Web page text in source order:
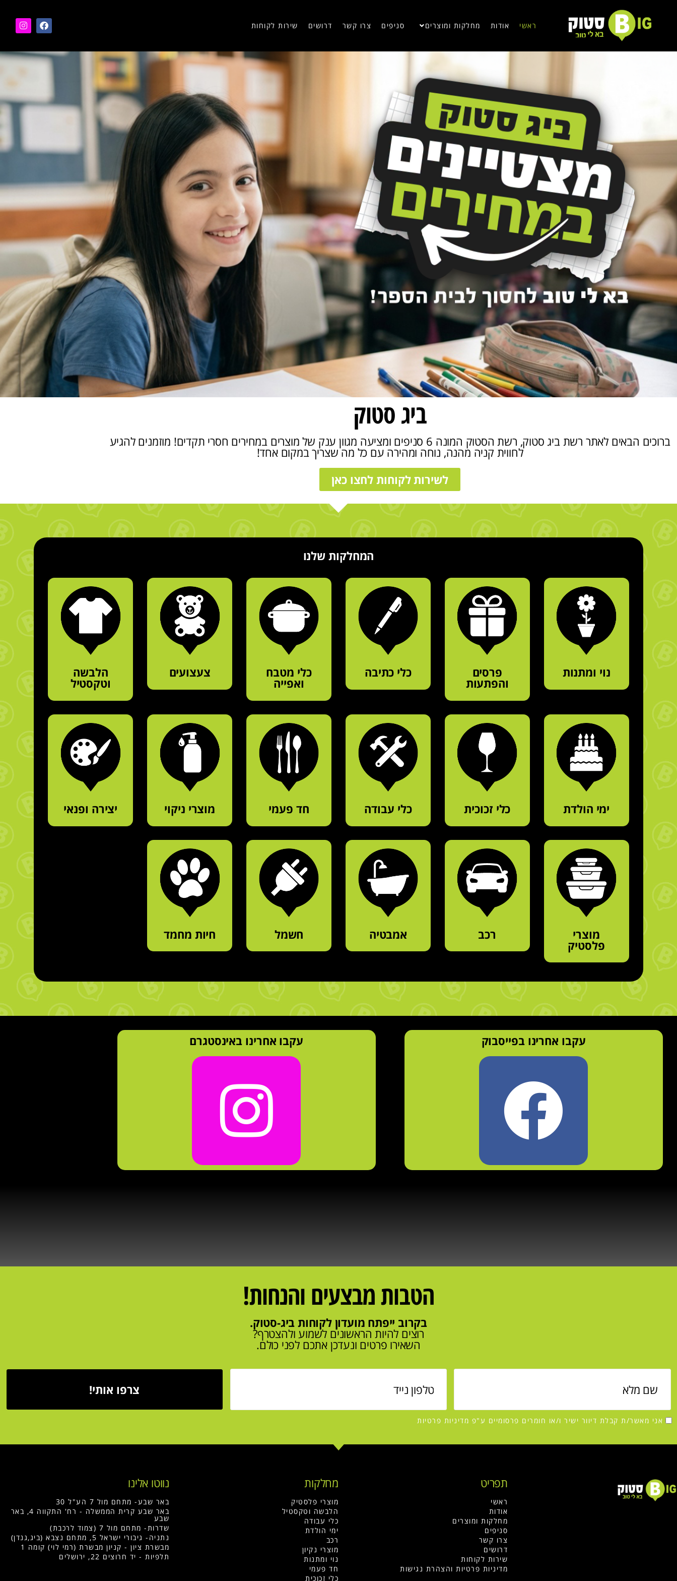
ראשי אודות מחלקות ומוצרים סניפים צרו קשר דרושים שירות לקוחות
ביג סטוק
ברוכים הבאים לאתר רשת ביג סטוק, רשת הסטוק המונה 6 סניפים ומציעה מגוון ענק של מוצרים במחירים חסרי תקדים! מוזמנים להגיע
לחווית קניה מהנה, נוחה ומהירה עם כל מה שצריך במקום אחד!
לשירות לקוחות לחצו כאן
המחלקות שלנו
נוי ומתנות פרסים
והפתעות
כלי כתיבה כלי מטבח
ואפייה
צעצועים הלבשה
וטקסטיל
ימי הולדת כלי זכוכית כלי עבודה חד פעמי מוצרי ניקוי יצירה ופנאי
מוצרי
פלסטיק
רכב אמבטיה חשמל חיות מחמד
עקבו אחרינו בפייסבוק עקבו אחרינו באינסטגרם
הטבות מבצעים והנחות!
בקרוב ייפתח מועדון לקוחות ביג-סטוק.
רוצים להיות הראשונים לשמוע ולהצטרף?
השאירו פרטים ונעדכן אתכם לפני כולם.
צרפו אותי!
אני מאשר/ת קבלת דיוור ישיר ו/או חומרים פרסומיים ע"פ מדיניות פרטיות
תפריט
ראשי
אודות
מחלקות ומוצרים
סניפים
צרו קשר
דרושים
שירות לקוחות
מדיניות פרטיות והצהרת נגישות
מחלקות
מוצרי פלסטיק
הלבשה וטקסטיל
כלי עבודה
ימי הולדת
רכב
מוצרי נקיון
נוי ומתנות
חד פעמי
כלי זכוכית
נווטו אלינו
באר שבע- מתחם מול 7 הע"ל 30
באר שבע קרית הממשלה - רח' התקווה 4, באר
שבע
שדרות- מתחם מול 7 (צמוד לרכבת)
נתניה- גיבורי ישראל 5, מתחם נצבא (ביג,גנדן)
מבשרת ציון - קניון מבשרת (רמי לוי) קומה 1
תלפיות - יד חרוצים 22, ירושלים